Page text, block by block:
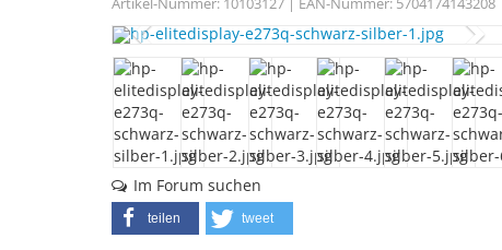
Artikel-Nummer: 10103127 | EAN-Nummer: 5704174143208
Im Forum suchen
teilen tweet